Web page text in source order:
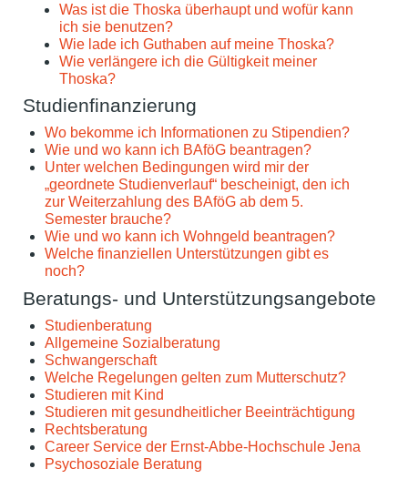
Was ist die Thoska überhaupt und wofür kann
ich sie benutzen?
Wie lade ich Guthaben auf meine Thoska?
Wie verlängere ich die Gültigkeit meiner
Thoska?
Studienfinanzierung
Wo bekomme ich Informationen zu Stipendien?
Wie und wo kann ich BAföG beantragen?
Unter welchen Bedingungen wird mir der
„geordnete Studienverlauf“ bescheinigt, den ich
zur Weiterzahlung des BAföG ab dem 5.
Semester brauche?
Wie und wo kann ich Wohngeld beantragen?
Welche finanziellen Unterstützungen gibt es
noch?
Beratungs- und Unterstützungsangebote
Studienberatung
Allgemeine Sozialberatung
Schwangerschaft
Welche Regelungen gelten zum Mutterschutz?
Studieren mit Kind
Studieren mit gesundheitlicher Beeinträchtigung
Rechtsberatung
Career Service der Ernst-Abbe-Hochschule Jena
Psychosoziale Beratung